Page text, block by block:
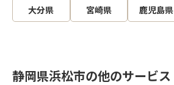
大分県
宮崎県 鹿児島県
静岡県浜松市の他のサービス